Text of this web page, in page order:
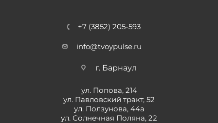
+7 (3852) 205-593
info@tvoypulse.ru
г. Барнаул
ул. Попова, 214
ул. Павловский тракт, 52
ул. Ползунова, 44а
ул. Солнечная Поляна, 22